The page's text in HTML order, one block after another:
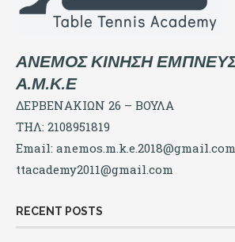
ΑΝΕΜΟΣ ΚΙΝΗΣΗ
Α.Μ.Κ.Ε
ΔΕΡΒΕΝΑΚΙΩΝ 26 – ΒΟΥΛΑ
ΤΗΛ: 2108951819
Email: anemos.m.k.e.2018@gmail.com
ttacademy2011@gmail.com
RECENT POSTS